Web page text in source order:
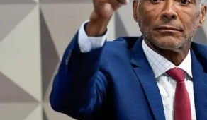
PROJETO DE LEI 8 DE JANEIRO
STF E ANISTIA.
Brasil reage a restrições de visto
ministro Padilha
NÃO PERCA
Projeto busca reduzir penas de